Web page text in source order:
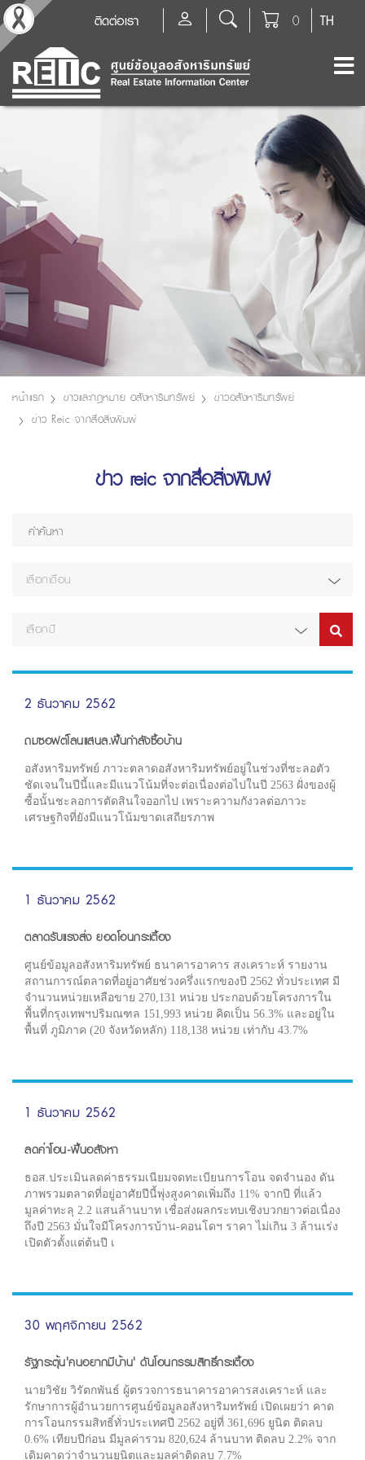
TH
0
ติดต่อเรา
หน้าแรก ข่าวและกฎหมาย อสังหาริมทรัพย์
ข่าวอสังหาริมทรัพย์
ข่าว Reic จากสื่อสิ่งพิมพ์
ข่าว reic จากสื่อสิ่งพิมพ์
เลือกเดือน
เลือกปี
2 ธันวาคม 2562
ถมซอฟต์โลนแสนล.ฟื้นกำลังซื้อบ้าน
อสังหาริมทรัพย์ ภาวะตลาดอสังหาริมทรัพย์อยู่ในช่วงที่ชะลอตัว
ชัดเจนในปีนี้และมีแนวโน้มที่จะต่อเนื่องต่อไปในปี 2563 ฝั่งของผู้
ซื้อนั้นชะลอการตัดสินใจออกไป เพราะความกังวลต่อภาวะ
เศรษฐกิจที่ยังมีแนวโน้มขาดเสถียรภาพ
1 ธันวาคม 2562
ตลาดรับแรงส่ง ยอดโอนกระเตื้อง
ศูนย์ข้อมูลอสังหาริมทรัพย์ ธนาคารอาคาร สงเคราะห์ รายงาน
สถานการณ์ตลาดที่อยู่อาศัยช่วงครึ่งแรกของปี 2562 ทั่วประเทศ มี
จำนวนหน่วยเหลือขาย 270,131 หน่วย ประกอบด้วยโครงการใน
พื้นที่กรุงเทพฯปริมณฑล 151,993 หน่วย คิดเป็น 56.3% และอยู่ใน
พื้นที่ ภูมิภาค (20 จังหวัดหลัก) 118,138 หน่วย เท่ากับ 43.7%
1 ธันวาคม 2562
ลดค่าโอน-ฟื้นอสังหา
ธอส.ประเมินลดค่าธรรมเนียมจดทะเบียนการโอน จดจำนอง ดัน
ภาพรวมตลาดที่อยู่อาศัยปีนี้พุ่งสูงคาดเพิ่มถึง 11% จากปี ที่แล้ว
มูลค่าทะลุ 2.2 แสนล้านบาท เชื่อส่งผลกระทบเชิงบวกยาวต่อเนื่อง
ถึงปี 2563 มั่นใจมีโครงการบ้าน-คอนโดฯ ราคา ไม่เกิน 3 ล้านเร่ง
เปิดตัวตั้งแต่ต้นปี เ
30 พฤศจิกายน 2562
รัฐกระตุ้น'คนอยากมีบ้าน' ดันโอนกรรมสิทธิ์กระเตื้อง
นายวิชัย วิรัตกพันธ์ ผู้ตรวจการธนาคารอาคารสงเคราะห์ และ
รักษาการผู้อำนวยการศูนย์ข้อมูลอสังหาริมทรัพย์ เปิดเผยว่า คาด
การโอนกรรมสิทธิ์ทั่วประเทศปี 2562 อยู่ที่ 361,696 ยูนิต ติดลบ
0.6% เทียบปีก่อน มีมูลค่ารวม 820,624 ล้านบาท ติดลบ 2.2% จาก
เดิมคาดว่าจำนวนยูนิตและมูลค่าติดลบ 7.7%